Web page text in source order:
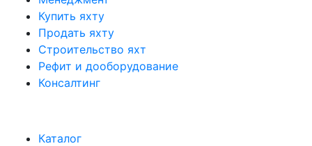
Купить яхту
Продать яхту
Строительство яхт
Рефит и дооборудование
Консалтинг
Каталог